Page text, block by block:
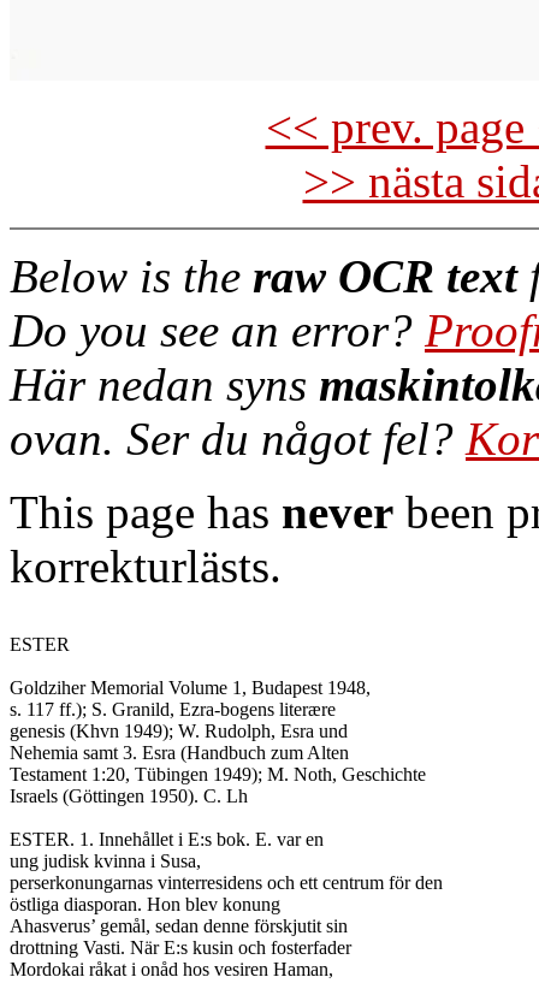
<< prev.
>> nästa
Below is the raw OCR text
Do you see an error?
Här nedan syns
ovan. Ser du något fel?
This page has never been
korrekturlästs.
ESTER
Goldziher Memorial Volume 1, Budapest 1948,
s. 117 ff.); S. Granild, Ezra-bogens literære
genesis (Khvn 1949); W. Rudolph, Esra und
Nehemia samt 3. Esra (Handbuch zum Alten
Testament 1:20, Tübingen 1949); M. Noth, Geschichte
Israels (Göttingen 1950). C. Lh
ESTER. 1. Innehållet i E:s bok. E. var en
ung judisk kvinna i Susa,
perserkonungarnas vinterresidens och ett centrum för den
östliga diasporan. Hon blev konung
Ahasverus’ gemål, sedan denne förskjutit sin
drottning Vasti. När E:s kusin och fosterfader
Mordokai råkat i onåd hos vesiren Haman,